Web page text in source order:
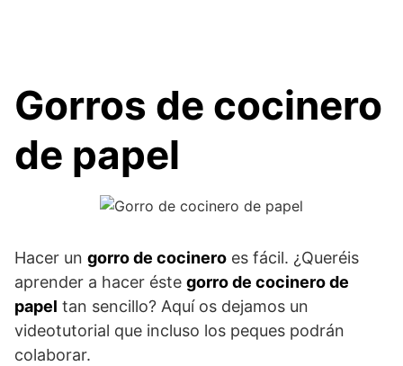
Gorros de cocinero
de papel
Hacer un gorro de cocinero es fácil. ¿Queréis
aprender a hacer éste gorro de cocinero de
papel tan sencillo? Aquí os dejamos un
videotutorial que incluso los peques podrán
colaborar.